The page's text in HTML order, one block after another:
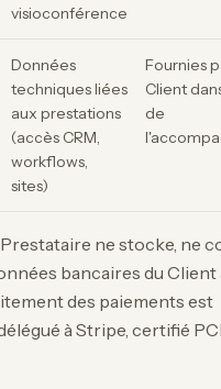
visioconférence
Données
techniques liées
aux prestations
(accès CRM,
workflows,
sites)
Fournies
Client
de
ne stocke, ne
bancaires du Client
des paiements est
à Stripe, certifié